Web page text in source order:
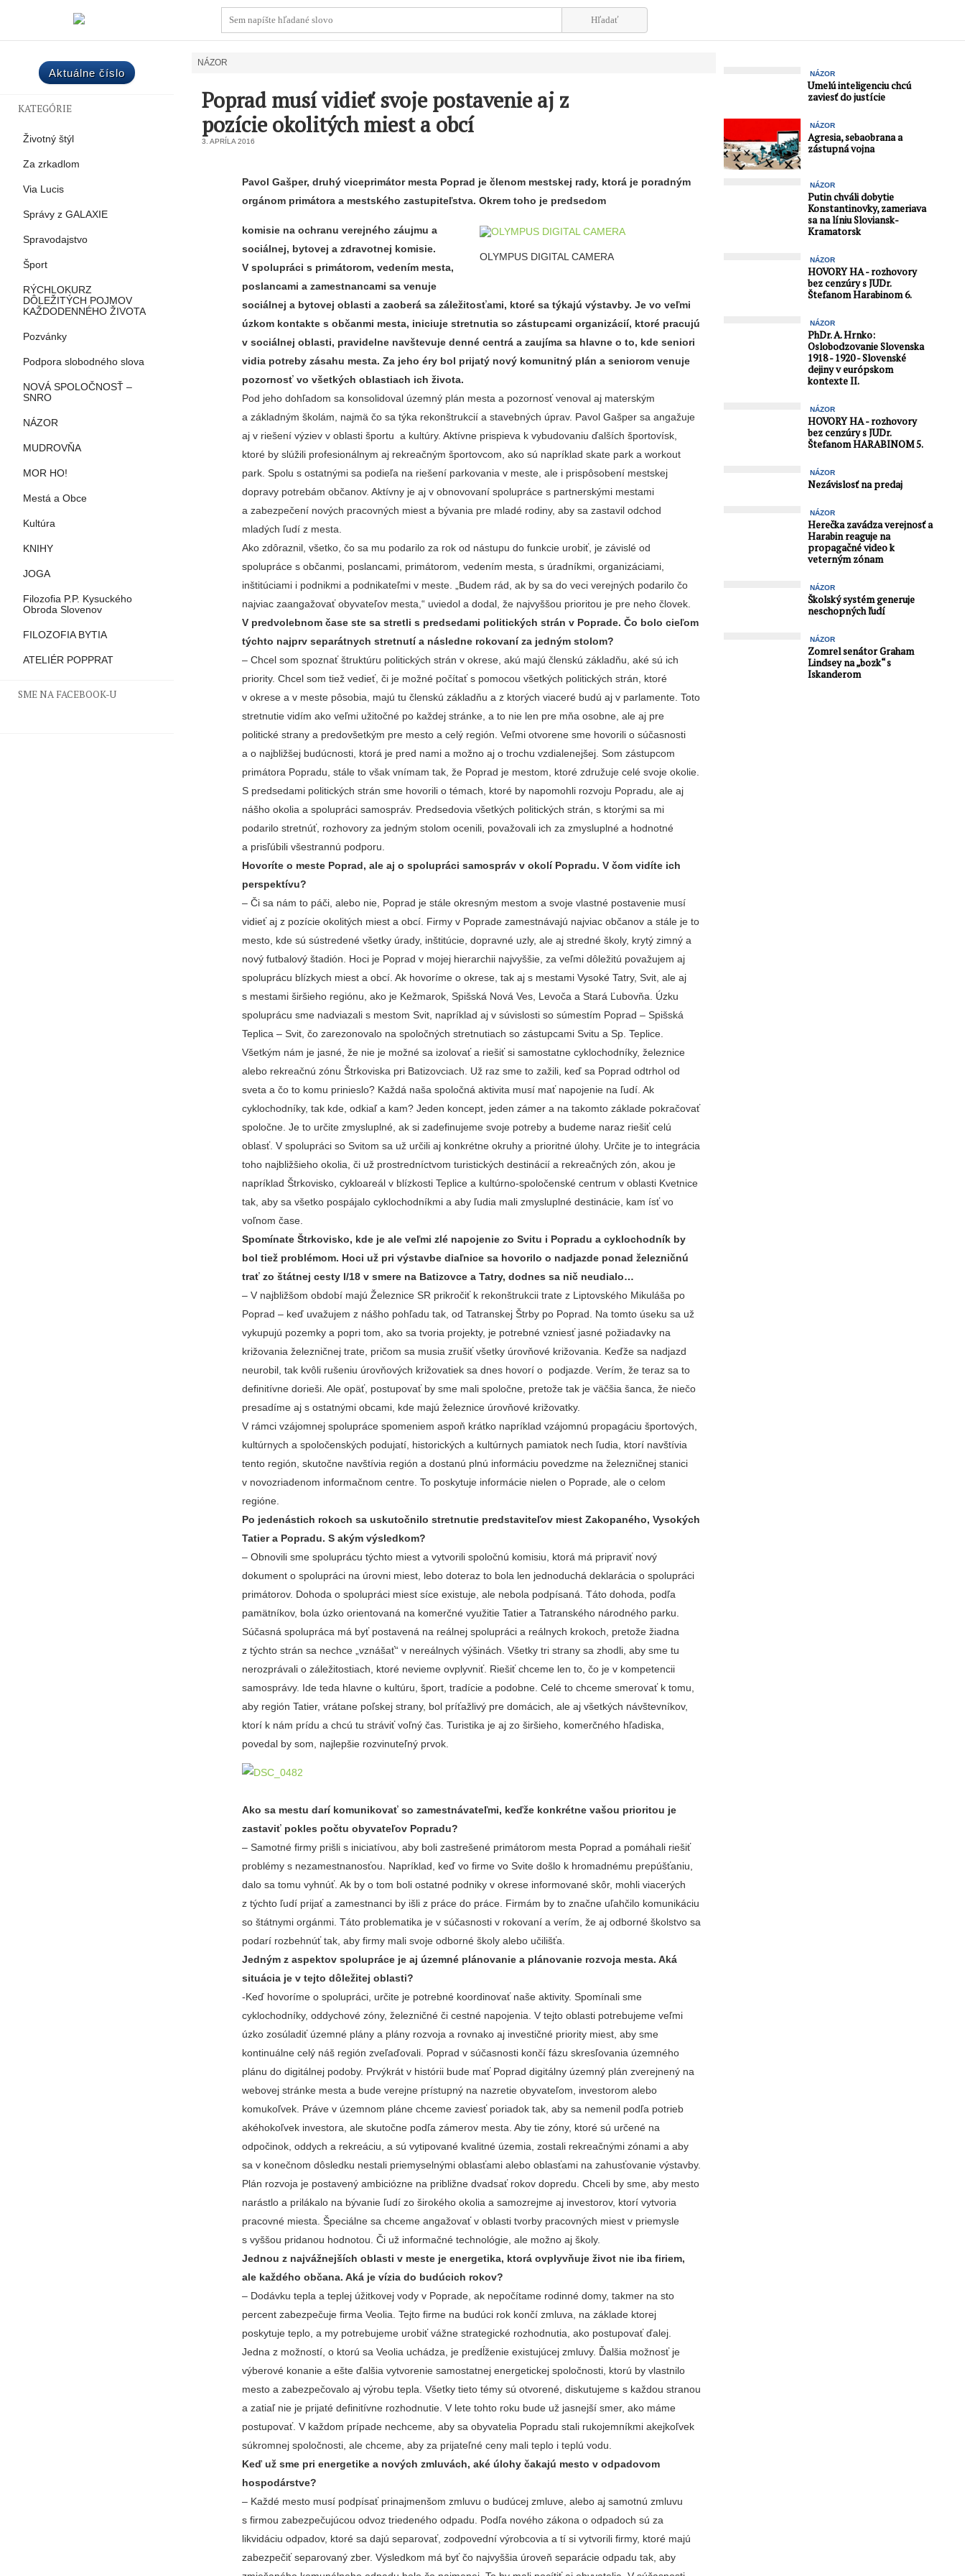
Aktuálne číslo
KATEGÓRIE
Životný štýl
Za zrkadlom
Via Lucis
Správy z GALAXIE
Spravodajstvo
Šport
RÝCHLOKURZ
DÔLEŽITÝCH POJMOV
KAŽDODENNÉHO ŽIVOTA
Pozvánky
Podpora slobodného slova
NOVÁ SPOLOČNOSŤ –
SNRO
NÁZOR
MUDROVŇA
MOR HO!
Mestá a Obce
Kultúra
KNIHY
JOGA
Filozofia P.P. Kysuckého
Obroda Slovenov
FILOZOFIA BYTIA
ATELIÉR POPPRAT
SME NA FACEBOOK-U
NÁZOR
Poprad musí vidieť svoje postavenie aj z
pozície okolitých miest a obcí
3. APRÍLA 2016
Pavol Gašper, druhý viceprimátor mesta Poprad je členom mestskej rady, ktorá je poradným
orgánom primátora a mestského zastupiteľstva. Okrem toho je predsedom
OLYMPUS DIGITAL CAMERA
komisie na ochranu verejného záujmu a
sociálnej, bytovej a zdravotnej komisie.
V spolupráci s primátorom, vedením mesta,
poslancami a zamestnancami sa venuje
sociálnej a bytovej oblasti a zaoberá sa záležitosťami, ktoré sa týkajú výstavby. Je vo veľmi
úzkom kontakte s občanmi mesta, iniciuje stretnutia so zástupcami organizácií, ktoré pracujú
v sociálnej oblasti, pravidelne navštevuje denné centrá a zaujíma sa hlavne o to, kde seniori
vidia potreby zásahu mesta. Za jeho éry bol prijatý nový komunitný plán a seniorom venuje
pozornosť vo všetkých oblastiach ich života.
Pod jeho dohľadom sa konsolidoval územný plán mesta a pozornosť venoval aj materským
a základným školám, najmä čo sa týka rekonštrukcií a stavebných úprav. Pavol Gašper sa angažuje
aj v riešení výziev v oblasti športu a kultúry. Aktívne prispieva k vybudovaniu ďalších športovísk,
ktoré by slúžili profesionálnym aj rekreačným športovcom, ako sú napríklad skate park a workout
park. Spolu s ostatnými sa podieľa na riešení parkovania v meste, ale i prispôsobení mestskej
dopravy potrebám občanov. Aktívny je aj v obnovovaní spolupráce s partnerskými mestami
a zabezpečení nových pracovných miest a bývania pre mladé rodiny, aby sa zastavil odchod
mladých ľudí z mesta.
Ako zdôraznil, všetko, čo sa mu podarilo za rok od nástupu do funkcie urobiť, je závislé od
spolupráce s občanmi, poslancami, primátorom, vedením mesta, s úradníkmi, organizáciami,
inštitúciami i podnikmi a podnikateľmi v meste. „Budem rád, ak by sa do veci verejných podarilo čo
najviac zaangažovať obyvateľov mesta,“ uviedol a dodal, že najvyššou prioritou je pre neho človek.
V predvolebnom čase ste sa stretli s predsedami politických strán v Poprade.Čo bolo cieľom
týchto najprv separátnych stretnutí a následne rokovaní za jedným stolom?
– Chcel som spoznať štruktúru politických strán v okrese, akú majú členskú základňu, aké sú ich
priority. Chcel som tiež vedieť, či je možné počítať s pomocou všetkých politických strán, ktoré
v okrese a v meste pôsobia, majú tu členskú základňu a z ktorých viaceré budú aj v parlamente. Toto
stretnutie vidím ako veľmi užitočné po každej stránke, a to nie len pre mňa osobne, ale aj pre
politické strany a predovšetkým pre mesto a celý región. Veľmi otvorene sme hovorili o súčasnosti
a o najbližšej budúcnosti, ktorá je pred nami a možno aj o trochu vzdialenejšej. Som zástupcom
primátora Popradu, stále to však vnímam tak, že Poprad je mestom, ktoré združuje celé svoje okolie.
S predsedami politických strán sme hovorili o témach, ktoré by napomohli rozvoju Popradu, ale aj
nášho okolia a spolupráci samospráv. Predsedovia všetkých politických strán, s ktorými sa mi
podarilo stretnúť, rozhovory za jedným stolom ocenili, považovali ich za zmysluplné a hodnotné
a prisľúbili všestrannú podporu.
Hovoríte o meste Poprad, ale aj o spolupráci samospráv v okolí Popradu. V čom vidíte ich
perspektívu?
– Či sa nám to páči, alebo nie, Poprad je stále okresným mestom a svoje vlastné postavenie musí
vidieť aj z pozície okolitých miest a obcí. Firmy v Poprade zamestnávajú najviac občanov a stále je to
mesto, kde sú sústredené všetky úrady, inštitúcie, dopravné uzly, ale aj stredné školy, krytý zimný a
nový futbalový štadión. Hoci je Poprad v mojej hierarchii najvyššie, za veľmi dôležitú považujem aj
spoluprácu blízkych miest a obcí. Ak hovoríme o okrese, tak aj s mestami Vysoké Tatry, Svit, ale aj
s mestami širšieho regiónu, ako je Kežmarok, Spišská Nová Ves, Levoča a Stará Ľubovňa. Úzku
spoluprácu sme nadviazali s mestom Svit, napríklad aj v súvislosti so súmestím Poprad – Spišská
Teplica – Svit, čo zarezonovalo na spoločných stretnutiach so zástupcami Svitu a Sp. Teplice.
Všetkým nám je jasné, že nie je možné sa izolovať a riešiť si samostatne cyklochodníky, železnice
alebo rekreačnú zónu Štrkoviska pri Batizovciach. Už raz sme to zažili, keď sa Poprad odtrhol od
sveta a čo to komu prinieslo? Každá naša spoločná aktivita musí mať napojenie na ľudí. Ak
cyklochodníky, tak kde, odkiaľ a kam? Jeden koncept, jeden zámer a na takomto základe pokračovať
spoločne. Je to určite zmysluplné, ak si zadefinujeme svoje potreby a budeme naraz riešiť celú
oblasť. V spolupráci so Svitom sa už určili aj konkrétne okruhy a prioritné úlohy. Určite je to integrácia
toho najbližšieho okolia, či už prostredníctvom turistických destinácií a rekreačných zón, akou je
napríklad Štrkovisko, cykloareál v blízkosti Teplice a kultúrno-spoločenské centrum v oblasti Kvetnice
tak, aby sa všetko pospájalo cyklochodníkmi a aby ľudia mali zmysluplné destinácie, kam ísť vo
voľnom čase.
Spomínate Štrkovisko, kde je ale veľmi zlé napojenie zo Svitu i Popradu a cyklochodník by
bol tiež problémom. Hoci už pri výstavbe diaľnice sa hovorilo o nadjazde ponad železničnú
trať zo štátnej cesty I/18 v smere na Batizovce a Tatry, dodnes sa nič neudialo…
– V najbližšom období majú Železnice SR prikročiť k rekonštrukcii trate z Liptovského Mikuláša po
Poprad – keď uvažujem z nášho pohľadu tak, od Tatranskej Štrby po Poprad. Na tomto úseku sa už
vykupujú pozemky a popri tom, ako sa tvoria projekty, je potrebné vzniesť jasné požiadavky na
križovania železničnej trate, pričom sa musia zrušiť všetky úrovňové križovania. Keďže sa nadjazd
neurobil, tak kvôli rušeniu úrovňových križovatiek sa dnes hovorí o podjazde. Verím, že teraz sa to
definitívne dorieši. Ale opäť, postupovať by sme mali spoločne, pretože tak je väčšia šanca, že niečo
presadíme aj s ostatnými obcami, kde majú železnice úrovňové križovatky.
V rámci vzájomnej spolupráce spomeniem aspoň krátko napríklad vzájomnú propagáciu športových,
kultúrnych a spoločenských podujatí, historických a kultúrnych pamiatok nech ľudia, ktorí navštívia
tento región, skutočne navštívia región a dostanú plnú informáciu povedzme na železničnej stanici
v novozriadenom informačnom centre. To poskytuje informácie nielen o Poprade, ale o celom
regióne.
Po jedenástich rokoch sa uskutočnilo stretnutie predstaviteľov miest Zakopaného, Vysokých
Tatier a Popradu. S akým výsledkom?
– Obnovili sme spoluprácu týchto miest a vytvorili spoločnú komisiu, ktorá má pripraviť nový
dokument o spolupráci na úrovni miest, lebo doteraz to bola len jednoduchá deklarácia o spolupráci
primátorov. Dohoda o spolupráci miest síce existuje, ale nebola podpísaná. Táto dohoda, podľa
pamätníkov, bola úzko orientovaná na komerčné využitie Tatier a Tatranského národného parku.
Súčasná spolupráca má byť postavená na reálnej spolupráci a reálnych krokoch, pretože žiadna
z týchto strán sa nechce „vznášať“ v nereálnych výšinách. Všetky tri strany sa zhodli, aby sme tu
nerozprávali o záležitostiach, ktoré nevieme ovplyvniť. Riešiť chceme len to, čo je v kompetencii
samosprávy. Ide teda hlavne o kultúru, šport, tradície a podobne. Celé to chceme smerovať k tomu,
aby región Tatier, vrátane poľskej strany, bol príťažlivý pre domácich, ale aj všetkých návštevníkov,
ktorí k nám prídu a chcú tu stráviť voľný čas. Turistika je aj zo širšieho, komerčného hľadiska,
povedal by som, najlepšie rozvinuteľný prvok.
Ako sa mestu darí komunikovať so zamestnávateľmi, keďže konkrétne vašou prioritou je
zastaviť pokles počtu obyvateľov Popradu?
– Samotné firmy prišli s iniciatívou, aby boli zastrešené primátorom mesta Poprad a pomáhali riešiť
problémy s nezamestnanosťou. Napríklad, keď vo firme vo Svite došlo k hromadnému prepúšťaniu,
dalo sa tomu vyhnúť. Ak by o tom boli ostatné podniky v okrese informované skôr, mohli viacerých
z týchto ľudí prijať a zamestnanci by išli z práce do práce. Firmám by to značne uľahčilo komunikáciu
so štátnymi orgánmi. Táto problematika je v súčasnosti v rokovaní a verím, že aj odborné školstvo sa
podarí rozbehnúť tak, aby firmy mali svoje odborné školy alebo učilišťa.
Jedným z aspektov spolupráce je aj územné plánovanie a plánovanie rozvoja mesta. Aká
situácia je v tejto dôležitej oblasti?
-Keď hovoríme o spolupráci, určite je potrebné koordinovať naše aktivity. Spomínali sme
cyklochodníky, oddychové zóny, železničné či cestné napojenia. V tejto oblasti potrebujeme veľmi
úzko zosúladiť územné plány a plány rozvoja a rovnako aj investičné priority miest, aby sme
kontinuálne celý náš región zveľaďovali. Poprad v súčasnosti končí fázu skresľovania územného
plánu do digitálnej podoby. Prvýkrát v histórii bude mať Poprad digitálny územný plán zverejnený na
webovej stránke mesta a bude verejne prístupný na nazretie obyvateľom, investorom alebo
komukoľvek. Práve v územnom pláne chceme zaviesť poriadok tak, aby sa nemenil podľa potrieb
akéhokoľvek investora, ale skutočne podľa zámerov mesta. Aby tie zóny, ktoré sú určené na
odpočinok, oddych a rekreáciu, a sú vytipované kvalitné územia, zostali rekreačnými zónami a aby
sa v konečnom dôsledku nestali priemyselnými oblasťami alebo oblasťami na zahusťovanie výstavby.
Plán rozvoja je postavený ambiciózne na približne dvadsať rokov dopredu. Chceli by sme, aby mesto
narástlo a prilákalo na bývanie ľudí zo širokého okolia a samozrejme aj investorov, ktorí vytvoria
pracovné miesta. Špeciálne sa chceme angažovať v oblasti tvorby pracovných miest v priemysle
s vyššou pridanou hodnotou. Či už informačné technológie, ale možno aj školy.
Jednou z najvážnejších oblasti v meste je energetika, ktorá ovplyvňuje život nie iba firiem,
ale každého občana. Aká je vízia do budúcich rokov?
– Dodávku tepla a teplej úžitkovej vody v Poprade, ak nepočítame rodinné domy, takmer na sto
percent zabezpečuje firma Veolia. Tejto firme na budúci rok končí zmluva, na základe ktorej
poskytuje teplo, a my potrebujeme urobiť vážne strategické rozhodnutia, ako postupovať ďalej.
Jedna z možností, o ktorú sa Veolia uchádza, je predĺženie existujúcej zmluvy. Ďalšia možnosť je
výberové konanie a ešte ďalšia vytvorenie samostatnej energetickej spoločnosti, ktorú by vlastnilo
mesto a zabezpečovalo aj výrobu tepla. Všetky tieto témy sú otvorené, diskutujeme s každou stranou
a zatiaľ nie je prijaté definitívne rozhodnutie. V lete tohto roku bude už jasnejší smer, ako máme
postupovať. V každom prípade nechceme, aby sa obyvatelia Popradu stali rukojemníkmi akejkoľvek
súkromnej spoločnosti, ale chceme, aby za prijateľné ceny mali teplo i teplú vodu.
Keď už sme pri energetike a nových zmluvách, aké úlohy čakajú mesto v odpadovom
hospodárstve?
– Každé mesto musí podpísať prinajmenšom zmluvu o budúcej zmluve, alebo aj samotnú zmluvu
s firmou zabezpečujúcou odvoz triedeného odpadu. Podľa nového zákona o odpadoch sú za
likvidáciu odpadov, ktoré sa dajú separovať, zodpovední výrobcovia a tí si vytvorili firmy, ktoré majú
zabezpečiť separovaný zber. Výsledkom má byť čo najvyššia úroveň separácie odpadu tak, aby
NÁZOR
Umelú inteligenciu chcú
zaviesť do justície
NÁZOR
Agresia, sebaobrana a
zástupná vojna
NÁZOR
Putin chváli dobytie
Konstantinovky, zameriava
sa na líniu Sloviansk-
Kramatorsk
NÁZOR
HOVORY HA - rozhovory
bez cenzúry s JUDr.
Štefanom Harabinom 6.
NÁZOR
PhDr. A. Hrnko:
Oslobodzovanie Slovenska
1918 - 1920 - Slovenské
dejiny v európskom
kontexte II.
NÁZOR
HOVORY HA - rozhovory
bez cenzúry s JUDr.
Štefanom HARABINOM 5.
NÁZOR
Nezávislosť na predaj
NÁZOR
Herečka zavádza verejnosť a
Harabin reaguje na
propagačné video k
veterným zónam
NÁZOR
Školský systém generuje
neschopných ľudí
NÁZOR
Zomrel senátor Graham
Lindsey na „bozk“ s
Iskanderom